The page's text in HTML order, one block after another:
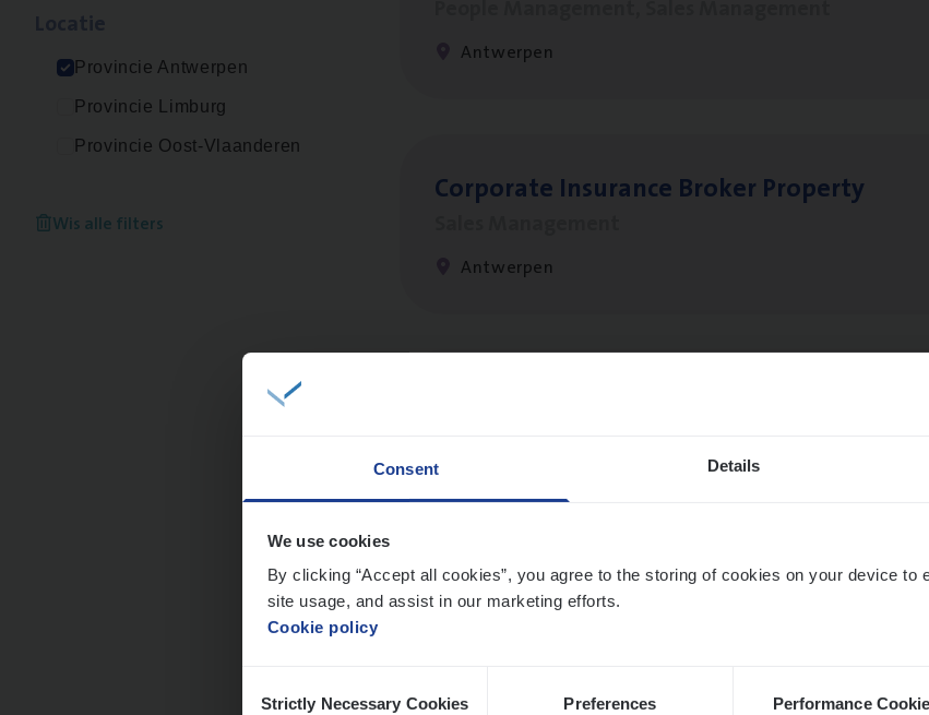
Consent Details
We use cookies
By clicking “Accept all cookies”, you agree to the storing of cookies on your device to
site usage, and assist in our marketing efforts.
Cookie policy
Selection
Strictly Necessary Cookies Preferences Performance
Provincie Antwerpen
Provincie Limburg
Provincie Oost-Vlaanderen
Wis alle filters
Antwerpen
Cor­po­ra­te Insu­ran­ce Bro­ker Property
Antwerpen
Insu­ran­ce Bro­ker
Antwerpen